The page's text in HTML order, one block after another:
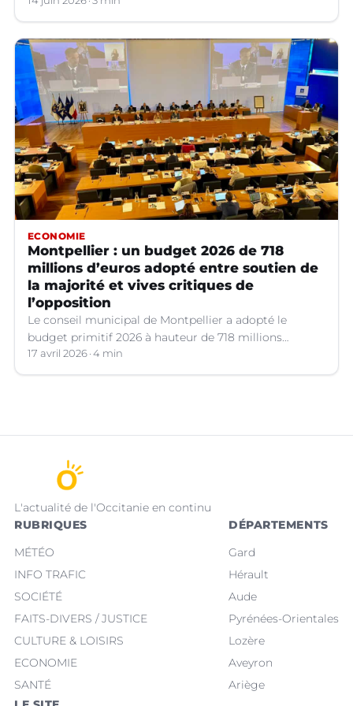
ECONOMIE
Montpellier : un budget 2026 de 718
millions d’euros adopté entre soutien de
la majorité et vives critiques de
l’opposition
Le conseil municipal de Montpellier a adopté le
budget primitif 2026 à hauteur de 718 millions
d’euros, qui a suscité de vifs débats.
17 avril 2026 4 min
L'actualité de l'Occitanie en continu
RUBRIQUES
MÉTÉO
INFO TRAFIC
SOCIÉTÉ
FAITS-DIVERS / JUSTICE
CULTURE & LOISIRS
ECONOMIE
SANTÉ
DÉPARTEMENTS
Gard
Hérault
Aude
Pyrénées-Orientales
Lozère
Aveyron
Ariège